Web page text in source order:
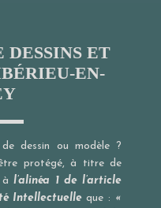
DESSINS ET
EN-
dessin ou modèle ?
être protégé, à titre de
àl’alinéa 1 de l’article
Intellectuelleque : «